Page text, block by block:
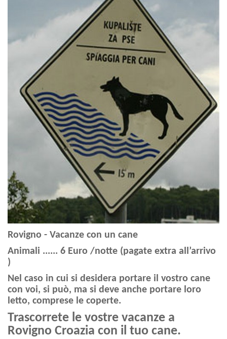
Rovigno - Vacanze con un cane
Animali ...... 6 Euro /notte (pagate extra all’arrivo
)
Nel caso in cui si desidera portare il vostro cane
con voi, si può, ma si deve anche portare loro
letto, comprese le coperte.
Trascorrete le vostre vacanze a
Rovigno Croazia con il tuo cane.